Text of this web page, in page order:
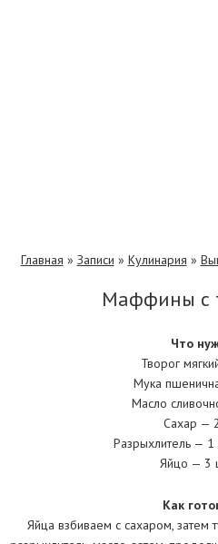
Главная » Записи » Кулинария »
Маффины с
Что
Творог
Мука
Масло
Сахар —
Разрыхлитель — 1
Яйцо — 3
Как
Яйца взбиваем с сахаром,